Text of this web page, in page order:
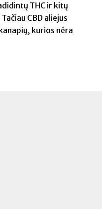
THC ir kitų
CBD aliejus
kurios nėra